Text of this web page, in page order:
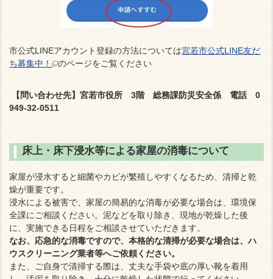
市公式LINEアカウント登録の方法については宮若市公式LINE友だ
ち募集中！
のページをご覧ください
【問い合わせ先】宮若市役所 3階 総務課防災安全係 電話 0
949-32-0511
床上・床下浸水等による家屋の消毒について
家屋が浸水すると細菌やカビが繁殖しやすくなるため、清掃と乾
燥が重要です。
浸水による被害で、家屋の簡易的な消毒が必要な場合は、環境保
全課にご相談ください。泥などを取り除き、現地が乾燥した後
に、実施できる日程をご相談させていただきます。
なお、応急的な消毒ですので、本格的な清掃が必要な場合は、ハ
ウスクリーニング業者等へご依頼ください。
また、ご自身で清掃する際は、丈夫な手袋や底の厚い靴を着用